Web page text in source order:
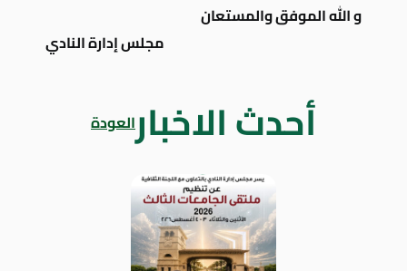
و الله الموفق والمستعان
مجلس إدارة النادي
أحدث الاخبارالعودة